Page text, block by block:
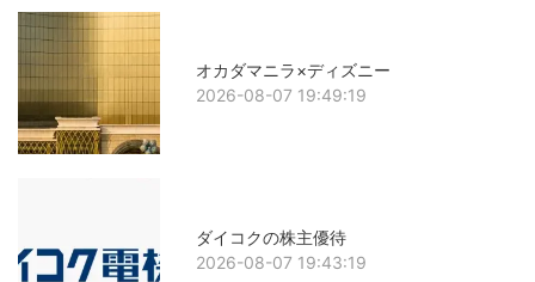
オカダマニラ×ディズニー
2026-08-07 19:49:19
ダイコクの株主優待
2026-08-07 19:43:19